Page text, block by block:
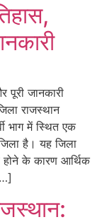
पूरी जानकारी
राजस्थान
भाग में स्थित एक
है। यह जिला
के कारण आर्थिक